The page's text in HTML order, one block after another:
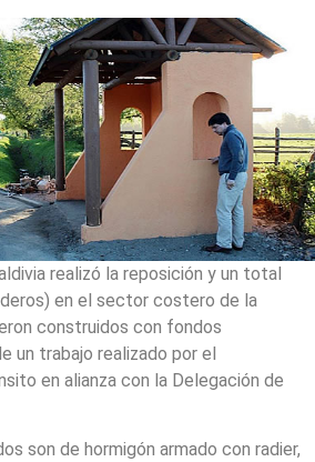
realizó la reposición y un total
en el sector costero de la
construidos con fondos
un trabajo realizado por el
en alianza con la Delegación de
son de hormigón armado con radier,